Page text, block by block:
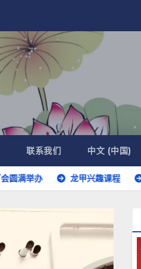
联系我们 中文 (中国)
龙甲兴趣课程 暨南大学